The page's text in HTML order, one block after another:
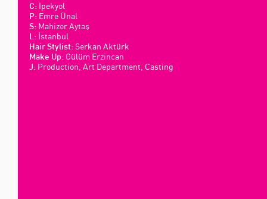
C: İpekyol
P: Emre Ünal
S: Mahizer Aytaş
L: İstanbul
Hair Stylist: Serkan Aktürk
Make Up: Gülüm Erzincan
J: Production, Art Department, Casting